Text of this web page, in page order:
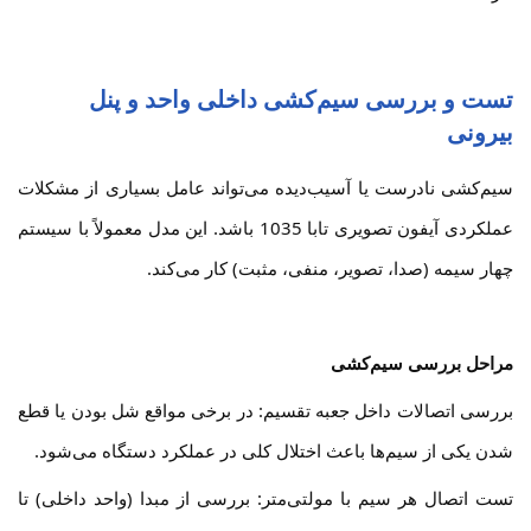
تست و بررسی سیم‌کشی داخلی واحد و پنل
بیرونی
سیم‌کشی نادرست یا آسیب‌دیده می‌تواند عامل بسیاری از مشکلات
عملکردی آیفون تصویری تابا 1035 باشد. این مدل معمولاً با سیستم
چهار سیمه (صدا، تصویر، منفی، مثبت) کار می‌کند.
مراحل بررسی سیم‌کشی
بررسی اتصالات داخل جعبه تقسیم: در برخی مواقع شل بودن یا قطع
شدن یکی از سیم‌ها باعث اختلال کلی در عملکرد دستگاه می‌شود.
تست اتصال هر سیم با مولتی‌متر: بررسی از مبدا (واحد داخلی) تا